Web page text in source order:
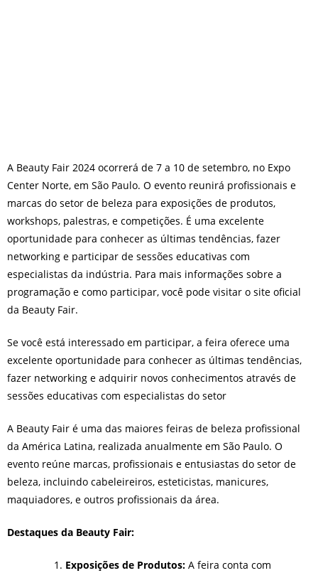
A Beauty Fair 2024 ocorrerá de 7 a 10 de setembro, no Expo
Center Norte, em São Paulo. O evento reunirá profissionais e
marcas do setor de beleza para exposições de produtos,
workshops, palestras, e competições. É uma excelente
oportunidade para conhecer as últimas tendências, fazer
networking e participar de sessões educativas com
especialistas da indústria. Para mais informações sobre a
programação e como participar, você pode visitar o site oficial
da Beauty Fair.
Se você está interessado em participar, a feira oferece uma
excelente oportunidade para conhecer as últimas tendências,
fazer networking e adquirir novos conhecimentos através de
sessões educativas com especialistas do setor
A Beauty Fair é uma das maiores feiras de beleza profissional
da América Latina, realizada anualmente em São Paulo. O
evento reúne marcas, profissionais e entusiastas do setor de
beleza, incluindo cabeleireiros, esteticistas, manicures,
maquiadores, e outros profissionais da área.
Destaques da Beauty Fair:
Exposições de Produtos: A feira conta com